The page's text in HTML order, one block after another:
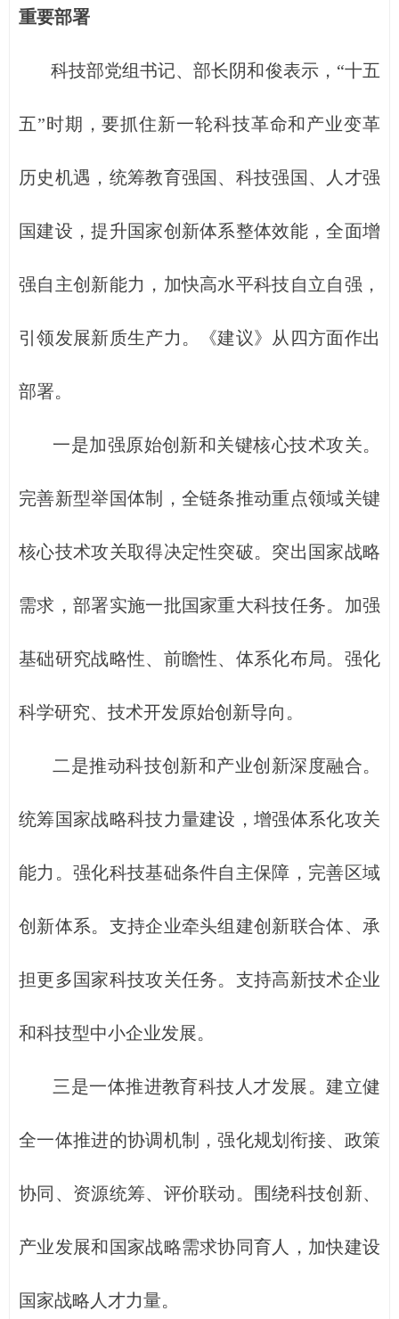
重要部署
科技部党组书记、部长阴和俊表示，“十五
五”时期，要抓住新一轮科技革命和产业变革
历史机遇，统筹教育强国、科技强国、人才强
国建设，提升国家创新体系整体效能，全面增
强自主创新能力，加快高水平科技自立自强，
引领发展新质生产力。《建议》从四方面作出
部署。
一是加强原始创新和关键核心技术攻关。
完善新型举国体制，全链条推动重点领域关键
核心技术攻关取得决定性突破。突出国家战略
需求，部署实施一批国家重大科技任务。加强
基础研究战略性、前瞻性、体系化布局。强化
科学研究、技术开发原始创新导向。
二是推动科技创新和产业创新深度融合。
统筹国家战略科技力量建设，增强体系化攻关
能力。强化科技基础条件自主保障，完善区域
创新体系。支持企业牵头组建创新联合体、承
担更多国家科技攻关任务。支持高新技术企业
和科技型中小企业发展。
三是一体推进教育科技人才发展。建立健
全一体推进的协调机制，强化规划衔接、政策
协同、资源统筹、评价联动。围绕科技创新、
产业发展和国家战略需求协同育人，加快建设
国家战略人才力量。